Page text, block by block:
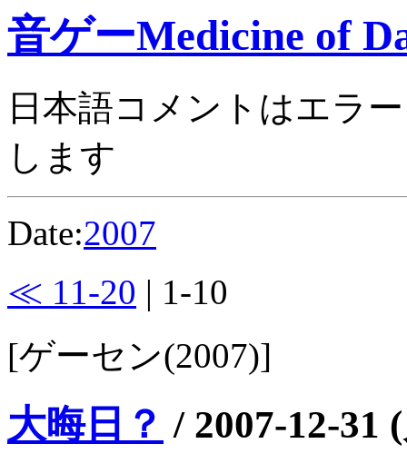
音ゲーMedicine of
日本語コメントはエラ
します
Date:2007
≪ 11-20 | 1-10
[ゲーセン(2007)]
大晦日？ / 2007-12-31